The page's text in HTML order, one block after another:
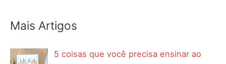
Mais Artigos
5 coisas que você precisa ensinar ao